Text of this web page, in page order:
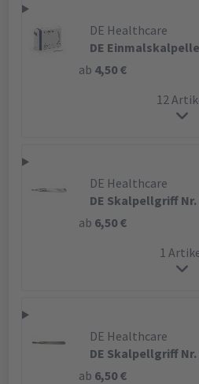
DE Healthcare
DE Einmalskalpelle
ab 4,50 €
12
DE Healthcare
DE Skalpellgriff Nr.
ab 6,50 €
1
DE Healthcare
DE Skalpellgriff Nr.
ab 6,50 €